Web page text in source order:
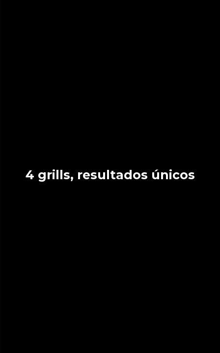
4 grills, resultados únicos